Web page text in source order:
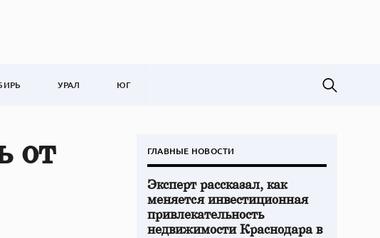
УРАЛ ЮГ
от
ГЛАВНЫЕ НОВОСТИ
Эксперт рассказал, как
меняется инвестиционная
привлекательность
недвижимости Краснодара в